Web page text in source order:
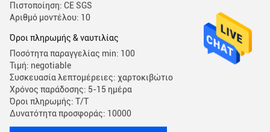
Πιστοποίηση: CE SGS
Αριθμό μοντέλου: 10
Όροι πληρωμής & ναυτιλίας
Ποσότητα παραγγελίας min: 100
Τιμή: negotiable
Συσκευασία λεπτομέρειες: χαρτοκιβώτιο
Χρόνος παράδοσης: 5-15 ημέρα
Όροι πληρωμής: T/T
Δυνατότητα προσφοράς: 10000